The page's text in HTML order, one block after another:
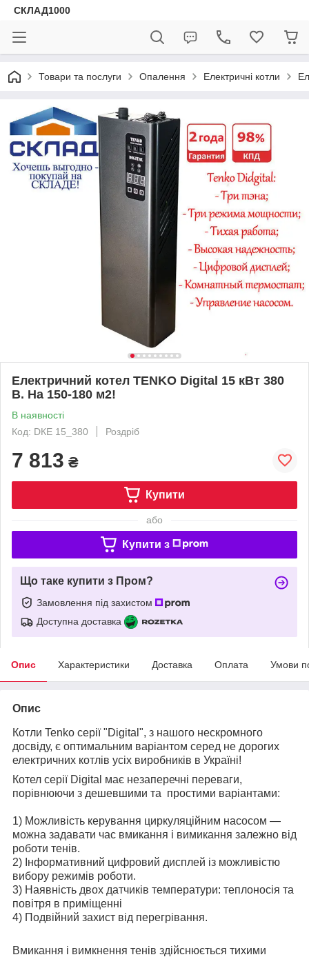
СКЛАД1000
Товари та послуги Опалення Електричні котли
Електричний котел TENKO Digital 15 кВт 380
В. На 150-180 м2!
В наявності
Код: DКЕ 15_380
Роздріб
7 813 ₴
Купити
або
Купити з
Що таке купити з Пром?
Замовлення під захистом
Доступна доставка
Опис Характеристики Доставка Оплата Умови
Опис
Котли Tenko серії "Digital", з нашого нескромного
досвіду, є оптимальним варіантом серед не дорогих
електричних котлів усіх виробників в Україні!
Котел серії Digital має незаперечні переваги,
порівнюючи з дешевшими та простими варіантами:
1) Можливість керування циркуляційним насосом —
можна задавати час вмикання і вимикання залежно від
роботи тенів.
2) Інформативний цифровий дисплей із можливістю
вибору режимів роботи.
3) Наявність двох датчиків температури: теплоносія та
повітря в приміщенні
4) Подвійний захист від перегрівання.
Вмикання і вимкнення тенів здійснюється тихими